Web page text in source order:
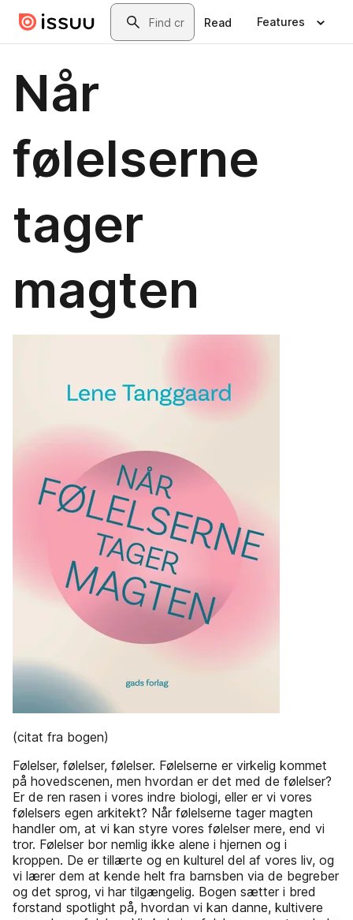
Skip to main contentSearch
Read Features
Når
følelserne
tager
magten
(citat fra bogen)
Følelser, følelser, følelser. Følelserne er virkelig kommet
på hovedscenen, men hvordan er det med de følelser?
Er de ren rasen i vores indre biologi, eller er vi vores
følelsers egen arkitekt? Når følelserne tager magten
handler om, at vi kan styre vores følelser mere, end vi
tror. Følelser bor nemlig ikke alene i hjernen og i
kroppen. De er tillærte og en kulturel del af vores liv, og
vi lærer dem at kende helt fra barnsben via de begreber
og det sprog, vi har tilgængelig. Bogen sætter i bred
forstand spotlight på, hvordan vi kan danne, kultivere